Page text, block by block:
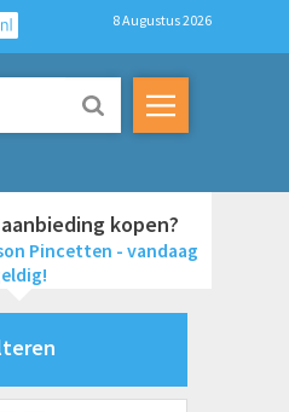
8 Augustus 2026
kopen?
Pincetten - vandaag